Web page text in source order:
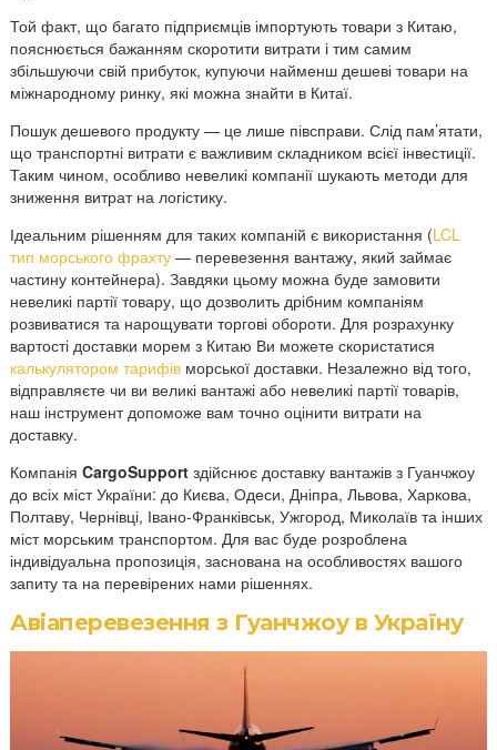
Той факт, що багато підприємців імпортують товари з Китаю,
пояснюється бажанням скоротити витрати і тим самим
збільшуючи свій прибуток, купуючи найменш дешеві товари на
міжнародному ринку, які можна знайти в Китаї.
Пошук дешевого продукту — це лише півсправи. Слід пам’ятати,
що транспортні витрати є важливим складником всієї інвестиції.
Таким чином, особливо невеликі компанії шукають методи для
зниження витрат на логістику.
Ідеальним рішенням для таких компаній є використання (LCL
тип морського фрахту — перевезення вантажу, який займає
частину контейнера). Завдяки цьому можна буде замовити
невеликі партії товару, що дозволить дрібним компаніям
розвиватися та нарощувати торгові обороти. Для розрахунку
вартості доставки морем з Китаю Ви можете скористатися
калькулятором тарифів морської доставки. Незалежно від того,
відправляєте чи ви великі вантажі або невеликі партії товарів,
наш інструмент допоможе вам точно оцінити витрати на
доставку.
КомпаніяCargoSupport здійснює доставку вантажів з Гуанчжоу
до всіх міст України: до Києва, Одеси, Дніпра, Львова, Харкова,
Полтаву, Чернівці, Івано-Франківськ, Ужгород, Миколаїв та інших
міст морським транспортом. Для вас буде розроблена
індивідуальна пропозиція, заснована на особливостях вашого
запиту та на перевірених нами рішеннях.
Авіаперевезення з Гуанчжоу в Україну